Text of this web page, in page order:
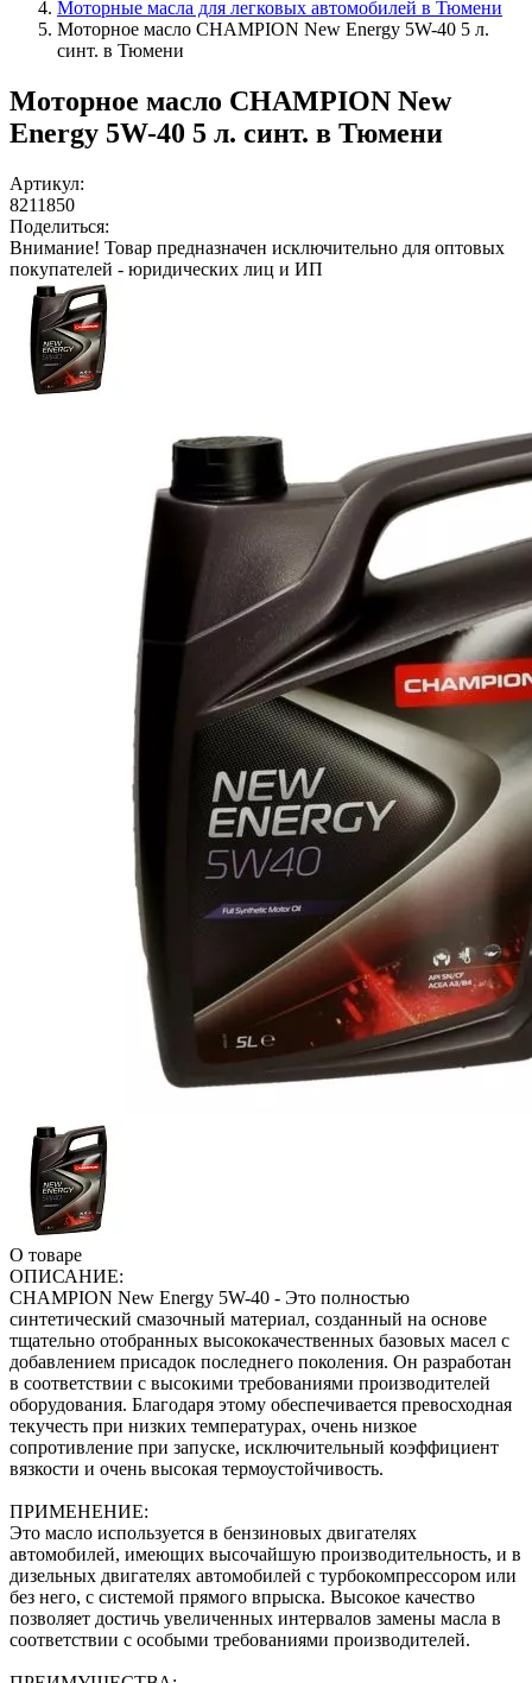
Моторные масла для легковых автомобилей в Тюмени
Моторное масло CHAMPION New Energy 5W-40 5 л.
синт. в Тюмени
Моторное масло CHAMPION New
Energy 5W-40 5 л. синт. в Тюмени
Артикул:
8211850
Поделиться:
Внимание! Товар предназначен исключительно для оптовых
покупателей - юридических лиц и ИП
О товаре
ОПИСАНИЕ:
CHAMPION New Energy 5W-40 - Это полностью
синтетический смазочный материал, созданный на основе
тщательно отобранных высококачественных базовых масел с
добавлением присадок последнего поколения. Он разработан
в соответствии с высокими требованиями производителей
оборудования. Благодаря этому обеспечивается превосходная
текучесть при низких температурах, очень низкое
сопротивление при запуске, исключительный коэффициент
вязкости и очень высокая термоустойчивость.
ПРИМЕНЕНИЕ:
Это масло используется в бензиновых двигателях
автомобилей, имеющих высочайшую производительность, и в
дизельных двигателях автомобилей с турбокомпрессором или
без него, с системой прямого впрыска. Высокое качество
позволяет достичь увеличенных интервалов замены масла в
соответствии с особыми требованиями производителей.